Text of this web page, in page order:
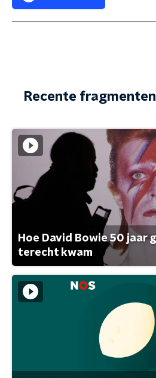
Recente fragmenten
Hoe David Bowie 50 jaar
terecht kwam